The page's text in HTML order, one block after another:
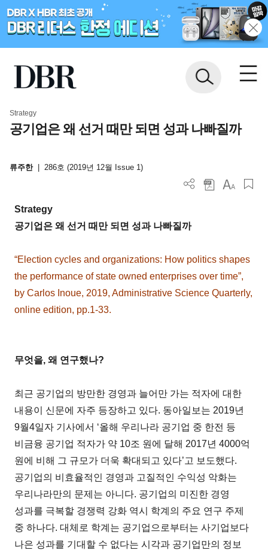
Strategy
공기업은 왜 선거 때만 되면 성과 나빠질까
류주한 286호 (2019년 12월 Issue 1)
Strategy
공기업은 왜 선거 때만 되면 성과 나빠질까
“Election cycles and organizations: How politics shapes
the performance of state owned enterprises over time”,
by Carlos Inoue, 2019, Administrative Science Quarterly,
online edition, pp.1-33.
무엇을, 왜 연구했나?
최근 공기업의 방만한 경영과 늘어만 가는 적자에 대한
내용이 신문에 자주 등장하고 있다. 동아일보는 2019년
9월4일자 기사에서 ‘올해 우리나라 공기업 중 한전 등
비금융 공기업 적자가 약 10조 원에 달해 2017년 4000억
원에 비해 그 규모가 더욱 확대되고 있다’고 보도했다.
공기업의 비효율적인 경영과 고질적인 수익성 악화는
우리나라만의 문제는 아니다. 공기업의 미진한 경영
성과를 극복할 경쟁력 강화 역시 학계의 주요 연구 주제
중 하나다. 대체로 학계는 공기업으로부터는 사기업보다
나은 성과를 기대할 수 없다는 시각과 공기업만의 정보